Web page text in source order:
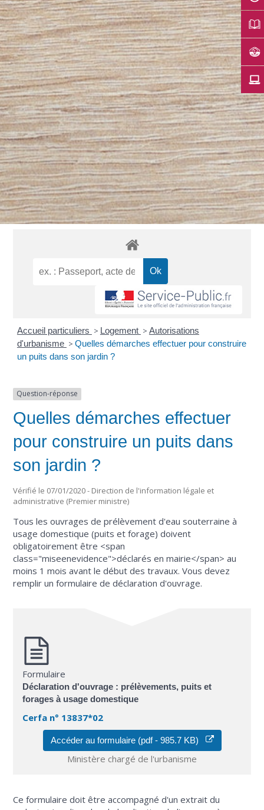
Accueil particuliers > Logement > Autorisations
d'urbanisme > Quelles démarches effectuer pour construire
un puits dans son jardin ?
Question-réponse
Quelles démarches effectuer
pour construire un puits dans
son jardin ?
Vérifié le 07/01/2020 - Direction de l'information légale et
administrative (Premier ministre)
Tous les ouvrages de prélèvement d'eau souterraine à
usage domestique (puits et forage) doivent
obligatoirement être <span
class="miseenevidence">déclarés en mairie</span> au
moins 1 mois avant le début des travaux. Vous devez
remplir un formulaire de déclaration d'ouvrage.
Formulaire
Déclaration d'ouvrage : prélèvements, puits et
forages à usage domestique
Cerfa n° 13837*02
Accéder au formulaire (pdf - 985.7 KB)
Ministère chargé de l'urbanisme
Ce formulaire doit être accompagné d'un extrait du